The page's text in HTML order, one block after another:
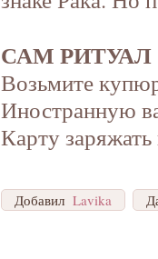
САМ РИТУАЛ
Возьмите
Иностранную
Карту
Добавил Lavika